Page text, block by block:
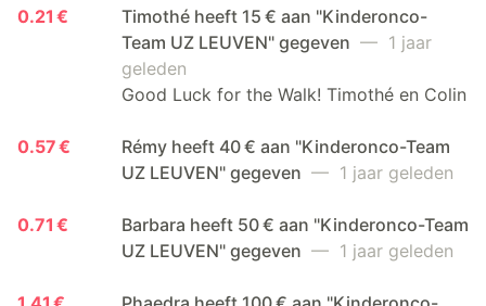
0.21 €
Timothé heeft 15 € aan "Kinderonco-
Team UZ LEUVEN" gegeven — 1 jaar
geleden
Good Luck for the Walk! Timothé en Colin
0.57 €
Rémy heeft 40 € aan "Kinderonco-Team
UZ LEUVEN" gegeven — 1 jaar geleden
0.71 €
Barbara heeft 50 € aan "Kinderonco-Team
UZ LEUVEN" gegeven — 1 jaar geleden